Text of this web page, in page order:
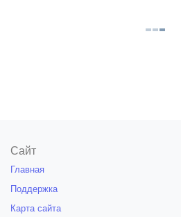
Сайт
Главная
Поддержка
Карта сайта